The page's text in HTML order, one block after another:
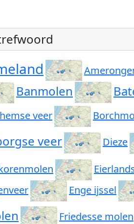
Banmolen
veer
veer Dieze
Enge ijssel
Friedesse molen